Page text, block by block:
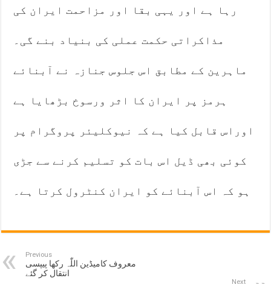
رہا ہے اور یہی بقا اور مزاحمت ایران کی
مذاکراتی حکمت عملی کی بنیاد بنے گی۔
ماہرین کے مطابق اس جلوس جنازہ نے آبنائے
ہرمز پر ایران کا اثر ورسوخ بڑھایا ہے
اوراس قابل کیا ہے کہ نیوکلیئر پروگرام پر
کوئی بھی ڈیل اس بات کو تسلیم کرنے سے جڑی
ہو کہ اس آبنائے کو ایران کنٹرول کرتا ہے۔
Previous
معروف کامیڈین اللّٰہ رکھا پیپسی
انتقال کر گئے
Next